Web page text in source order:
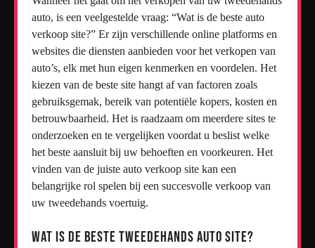
auto, is een veelgestelde vraag: “Wat is de beste auto
verkoop site?” Er zijn verschillende online platforms en
websites die diensten aanbieden voor het verkopen van
auto’s, elk met hun eigen kenmerken en voordelen. Het
kiezen van de beste site hangt af van factoren zoals
gebruiksgemak, bereik van potentiële kopers, kosten en
betrouwbaarheid. Het is raadzaam om meerdere sites te
onderzoeken en te vergelijken voordat u beslist welke
het beste aansluit bij uw behoeften en voorkeuren. Het
vinden van de juiste auto verkoop site kan een
belangrijke rol spelen bij een succesvolle verkoop van
uw tweedehands voertuig.
Wat is de beste tweedehands auto site?